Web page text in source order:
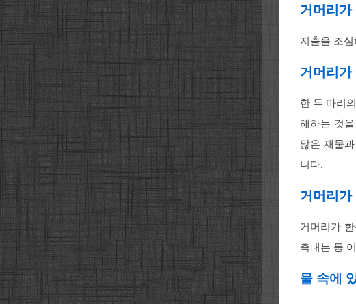
거머리가
지출을 조
거머리가
한 두 마리
해하는 것
많은 재물
니다.
거머리가
거머리가
축내는 등
물 속에